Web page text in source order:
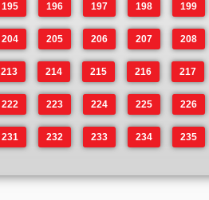
195 196 197 198 199
204 205 206 207 208
213 214 215 216 217
222 223 224 225 226
231 232 233 234 235